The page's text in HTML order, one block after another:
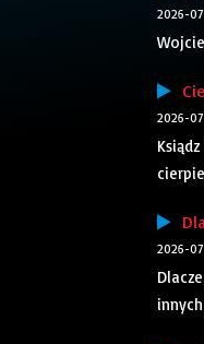
2026-
2026-
2026-